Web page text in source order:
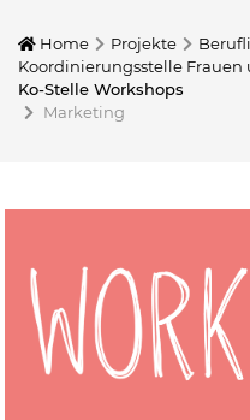
Home Projekte
Koordinierungsstelle
Ko-Stelle Workshops
Marketing